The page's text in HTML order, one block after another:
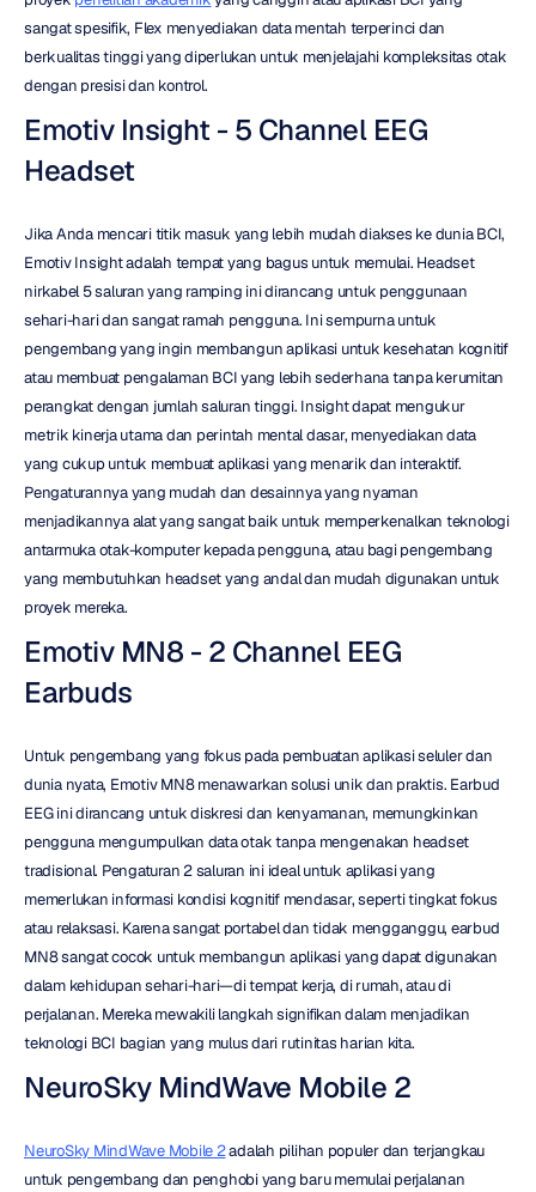
sangat spesifik, Flex menyediakan data mentah terperinci dan
berkualitas tinggi yang diperlukan untuk menjelajahi kompleksitas otak
dengan presisi dan kontrol.
Emotiv Insight - 5 Channel EEG
Headset
Jika Anda mencari titik masuk yang lebih mudah diakses ke dunia BCI,
Emotiv Insight adalah tempat yang bagus untuk memulai. Headset
nirkabel 5 saluran yang ramping ini dirancang untuk penggunaan
sehari-hari dan sangat ramah pengguna. Ini sempurna untuk
pengembang yang ingin membangun aplikasi untuk kesehatan kognitif
atau membuat pengalaman BCI yang lebih sederhana tanpa kerumitan
perangkat dengan jumlah saluran tinggi. Insight dapat mengukur
metrik kinerja utama dan perintah mental dasar, menyediakan data
yang cukup untuk membuat aplikasi yang menarik dan interaktif.
Pengaturannya yang mudah dan desainnya yang nyaman
menjadikannya alat yang sangat baik untuk memperkenalkan teknologi
antarmuka otak-komputer kepada pengguna, atau bagi pengembang
yang membutuhkan headset yang andal dan mudah digunakan untuk
proyek mereka.
Emotiv MN8 - 2 Channel EEG
Earbuds
Untuk pengembang yang fokus pada pembuatan aplikasi seluler dan
dunia nyata, Emotiv MN8 menawarkan solusi unik dan praktis. Earbud
EEG ini dirancang untuk diskresi dan kenyamanan, memungkinkan
pengguna mengumpulkan data otak tanpa mengenakan headset
tradisional. Pengaturan 2 saluran ini ideal untuk aplikasi yang
memerlukan informasi kondisi kognitif mendasar, seperti tingkat fokus
atau relaksasi. Karena sangat portabel dan tidak mengganggu, earbud
MN8 sangat cocok untuk membangun aplikasi yang dapat digunakan
dalam kehidupan sehari-hari—di tempat kerja, di rumah, atau di
perjalanan. Mereka mewakili langkah signifikan dalam menjadikan
teknologi BCI bagian yang mulus dari rutinitas harian kita.
NeuroSky MindWave Mobile 2
NeuroSky MindWave Mobile 2 adalah pilihan populer dan terjangkau
untuk pengembang dan penghobi yang baru memulai perjalanan